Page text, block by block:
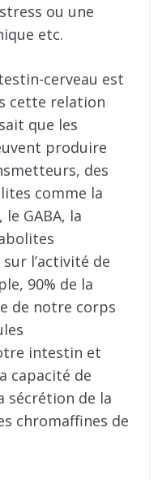
ou une
etc.
cerveau est
cette relation
que les
produire
des
comme la
GABA, la
l’activité de
90% de la
de notre corps
intestin et
capacité de
sécrétion de la
chromaffines de